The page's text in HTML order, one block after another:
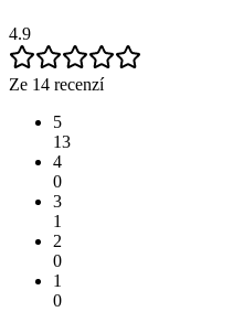
4.9
Ze 14 recenzí
5
13
4
0
3
1
2
0
1
0